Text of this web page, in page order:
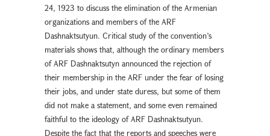
24, 1923 to discuss the elimination of the Armenian
organizations and members of the ARF
Dashnaktsutyun. Critical study of the convention’s
materials shows that, although the ordinary members
of ARF Dashnaktsutyn announced the rejection of
their membership in the ARF under the fear of losing
their jobs, and under state duress, but some of them
did not make a statement, and some even remained
faithful to the ideology of ARF Dashnaktsutyun.
Despite the fact that the reports and speeches were